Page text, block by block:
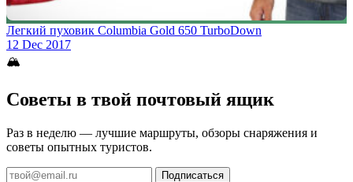
Легкий пуховик Columbia Gold 650 TurboDown
12 Dec 2017
🏔
Советы в твой почтовый ящик
Раз в неделю — лучшие маршруты, обзоры снаряжения и
советы опытных туристов.
Подписаться